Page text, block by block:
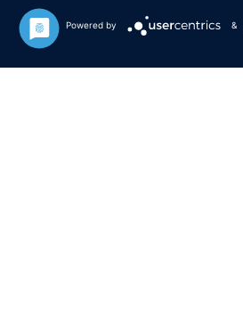
Powered by &